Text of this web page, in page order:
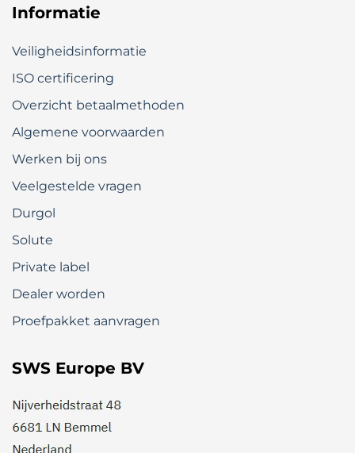
Informatie
Veiligheidsinformatie
ISO certificering
Overzicht betaalmethoden
Algemene voorwaarden
Werken bij ons
Veelgestelde vragen
Durgol
Solute
Private label
Dealer worden
Proefpakket aanvragen
SWS Europe BV